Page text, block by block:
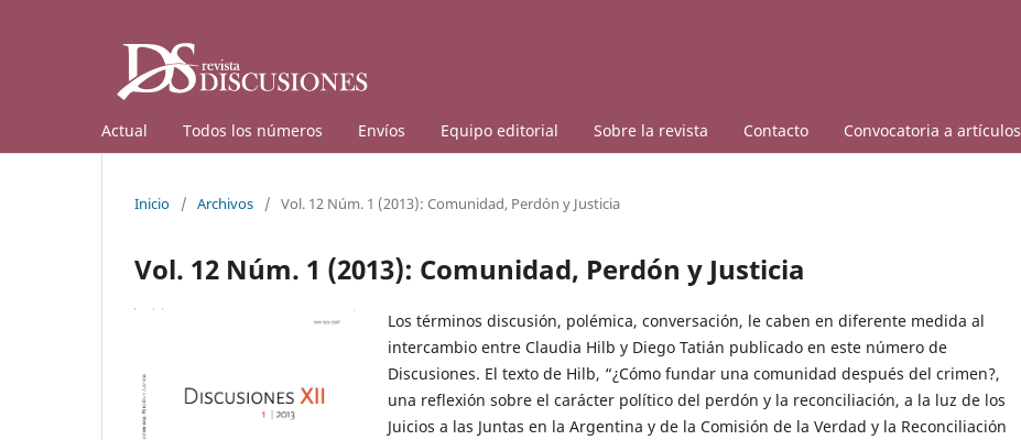
Actual Todos los números Envíos Equipo editorial Sobre la revista Contacto Convocatoria a artículos
Inicio / Archivos / Vol. 12 Núm. 1 (2013): Comunidad, Perdón y Justicia
Vol. 12 Núm. 1 (2013): Comunidad, Perdón y Justicia
Los términos discusión, polémica, conversación, le caben en diferente medida al
intercambio entre Claudia Hilb y Diego Tatián publicado en este número de
Discusiones. El texto de Hilb, “¿Cómo fundar una comunidad después del crimen?,
una reflexión sobre el carácter político del perdón y la reconciliación, a la luz de los
Juicios a las Juntas en la Argentina y de la Comisión de la Verdad y la Reconciliación